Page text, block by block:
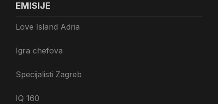
EMISIJE
Love Island Adria
Igra chefova
Specijalisti Zagreb
IQ 160